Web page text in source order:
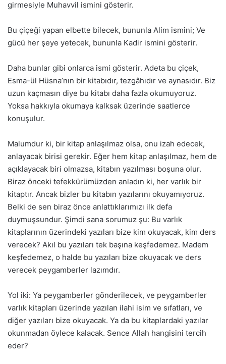
girmesiyle Muhavvil ismini gösterir.
Bu çiçeği yapan elbette bilecek, bununla Alim ismini; Ve
gücü her şeye yetecek, bununla Kadir ismini gösterir.
Daha bunlar gibi onlarca ismi gösterir. Adeta bu çiçek,
Esma-ül Hüsna’nın bir kitabıdır, tezgâhıdır ve aynasıdır. Biz
uzun kaçmasın diye bu kitabı daha fazla okumuyoruz.
Yoksa hakkıyla okumaya kalksak üzerinde saatlerce
konuşulur.
Malumdur ki, bir kitap anlaşılmaz olsa, onu izah edecek,
anlayacak birisi gerekir. Eğer hem kitap anlaşılmaz, hem de
açıklayacak biri olmazsa, kitabın yazılması boşuna olur.
Biraz önceki tefekkürümüzden anladın ki, her varlık bir
kitaptır. Ancak bizler bu kitabın yazılarını okuyamıyoruz.
Belki de sen biraz önce anlattıklarımızı ilk defa
duymuşsundur. Şimdi sana sorumuz şu: Bu varlık
kitaplarının üzerindeki yazıları bize kim okuyacak, kim ders
verecek? Akıl bu yazıları tek başına keşfedemez. Madem
keşfedemez, o halde bu yazıları bize okuyacak ve ders
verecek peygamberler lazımdır.
Yol iki: Ya peygamberler gönderilecek, ve peygamberler
varlık kitapları üzerinde yazılan ilahi isim ve sıfatları, ve
diğer yazıları bize okuyacak. Ya da bu kitaplardaki yazılar
okunmadan öylece kalacak. Sence Allah hangisini tercih
eder?